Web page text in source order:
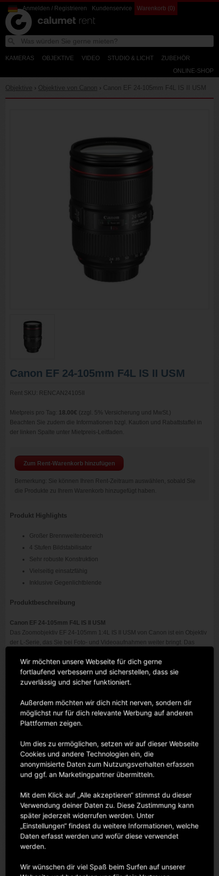
Calumet Calumet
Rent
Anmelden / Registrieren Kundenservice Warenkorb (0)
Search
KAMERAS OBJEKTIVE VIDEO STUDIO & LICHT
ZUBEHÖR
ONLINE-SHOP
Objektive › Objektive von Canon › Canon EF 24-105mm F4L IS II USM
Canon EF 24-105mm F4L IS II USM
Rent SKU: RENCAN24105II
Mietpreis pro Tag: 18.00€ (zzgl. 5% Versicherung und MwSt.)
Beachten Sie zudem die Informationen bzgl. Kaution und Rabattstaffel in
der linken Spalte unter Mietpreis-Leitfaden.
Zum Rent-Warenkorb hinzufügen
Bemerkung: Sie können Ihren Rent-Zeitraum auswählen, sobald Sie
die Produkte zu Ihrem Warenkorb hinzugefügt haben.
Produkt Highlights
Großer Brennweitenbereich
4 Stufen Bildstabilisator
Sehr robuste Konstruktion
Vielseitig einsatzfähig
Inklusive Gegenlichtblende
Produktbeschreibung
Canon EF 24-105mm F4L IS II USM
Das Zoomobjektiv EF 24-105mm 1:4L IS II USM von Canon ist ein Objektiv
der L-Serie, das Sie bei Foto- und Videoaufnahmen weiter bringt. Das
Für hochwertige Bilder, die beeindrucken
Speziallinsen ermöglichen höchste Bildqualität über den gesamten
Vergütung (Advance Air Sphere Coating) reduziert Linsenreflexionen und
Streulicht bei Aufnahmen unter unvorhersehbaren Außenlichtbedingungen.
Bei konstanter Lichtstärke von 1:4 können Sie sich schnell zwischen
Weitwinkel, Standard und mittlerem Tele bewegen.
Gestochen scharfe Aufnahmen, selbst bei wenig Licht
Der Bildstabilisator reduziert die Gefahr von Verwacklungsunschärfen und
Vielseitiger Einsatz bei Videoaufnahmen
Das EF 24-105mm 1:4L IS II USM eignet sich für Foto- wie für
Videoaufnahmen und bietet im kompakten Paket einen idealen
Brennweitenbereich für die verschiedensten Motive. Der moderne
Autofokus ermöglicht weiche, professionell wirkende Fokusübergänge,
Schärfenachführung mit jederzeitiger manueller Feineinstellung.
Wir möchten unsere Webseite für dich gerne
fortlaufend verbessern und sicherstellen, dass sie
zuverlässig und sicher funktioniert.
Außerdem möchten wir dich nicht nerven, sondern dir
möglichst nur für dich relevante Werbung auf anderen
Plattformen zeigen.
Um dies zu ermöglichen, setzen wir auf dieser Webseite
Cookies und andere Technologien ein, die
anonymisierte Daten zum Nutzungsverhalten erfassen
und ggf. an Marketingpartner übermitteln.
Mit dem Klick auf „Alle akzeptieren“ stimmst du dieser
Verwendung deiner Daten zu. Diese Zustimmung kann
später jederzeit widerrufen werden. Unter
„Einstellungen“ findest du weitere Informationen, welche
Daten erfasst werden und wofür diese verwendet
werden.
Wir wünschen dir viel Spaß beim Surfen auf unserer